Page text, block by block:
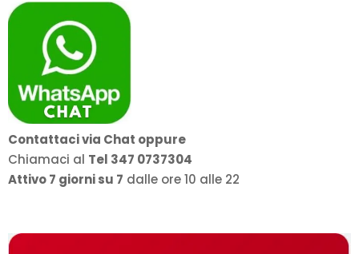
Contattaci via Chat oppure
Chiamaci al Tel 347 0737304
Attivo 7 giorni su 7 dalle ore 10 alle 22